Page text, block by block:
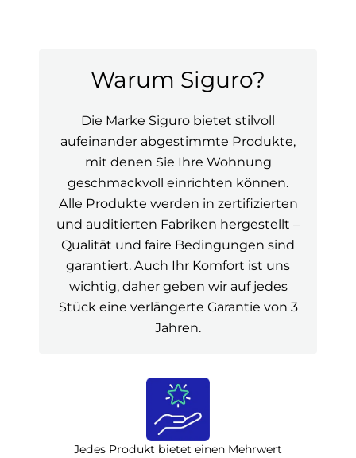
Warum Siguro?
Die Marke Siguro bietet stilvoll
aufeinander abgestimmte Produkte,
mit denen Sie Ihre Wohnung
geschmackvoll einrichten können.
Alle Produkte werden in zertifizierten
und auditierten Fabriken hergestellt –
Qualität und faire Bedingungen sind
garantiert. Auch Ihr Komfort ist uns
wichtig, daher geben wir auf jedes
Stück eine verlängerte Garantie von 3
Jahren.
Jedes Produkt bietet einen Mehrwert